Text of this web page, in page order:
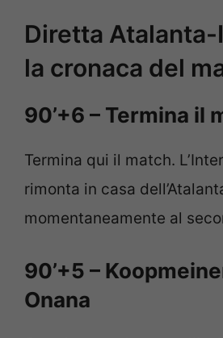
Diretta
la cronaca del
90’+6 – Termina il
Termina qui il match.
rimonta in casa
momentaneamente al
90’+5 –
Onana